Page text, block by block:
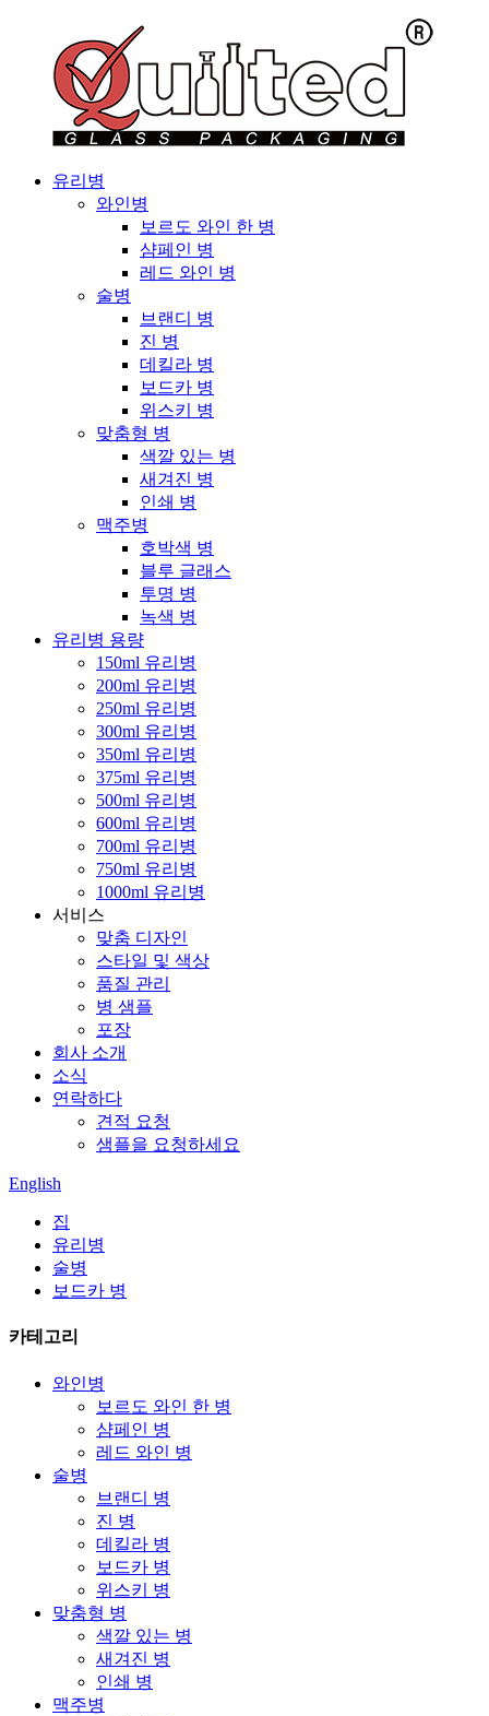
유리병
와인병
보르도 와인 한 병
샴페인 병
레드 와인 병
술병
브랜디 병
진 병
데킬라 병
보드카 병
위스키 병
맞춤형 병
색깔 있는 병
새겨진 병
인쇄 병
맥주병
호박색 병
블루 글래스
투명 병
녹색 병
유리병 용량
150ml 유리병
200ml 유리병
250ml 유리병
300ml 유리병
350ml 유리병
375ml 유리병
500ml 유리병
600ml 유리병
700ml 유리병
750ml 유리병
1000ml 유리병
서비스
맞춤 디자인
스타일 및 색상
품질 관리
병 샘플
포장
회사 소개
소식
연락하다
견적 요청
샘플을 요청하세요
English
집
유리병
술병
보드카 병
카테고리
와인병
보르도 와인 한 병
샴페인 병
레드 와인 병
술병
브랜디 병
진 병
데킬라 병
보드카 병
위스키 병
맞춤형 병
색깔 있는 병
새겨진 병
인쇄 병
맥주병